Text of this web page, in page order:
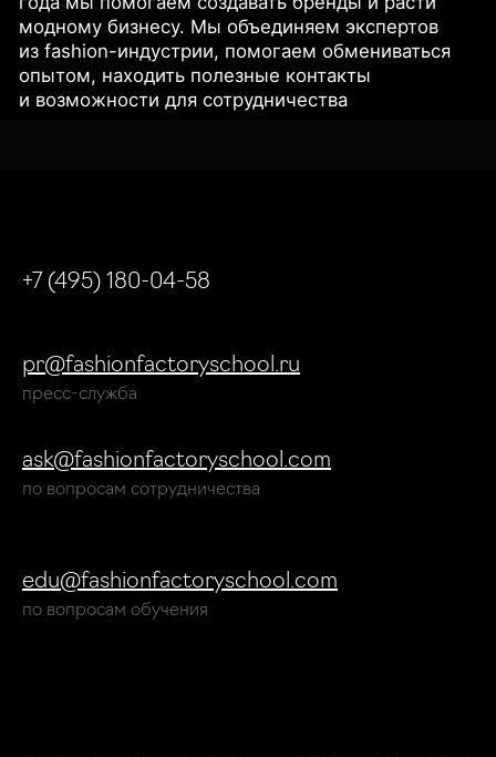
+7 (495) 180-04-58
pr@fashionfactoryschool.ru
пресс-служба
ask@fashionfactoryschool.com
по вопросам сотрудничества
edu@fashionfactoryschool.com
по вопросам обучения